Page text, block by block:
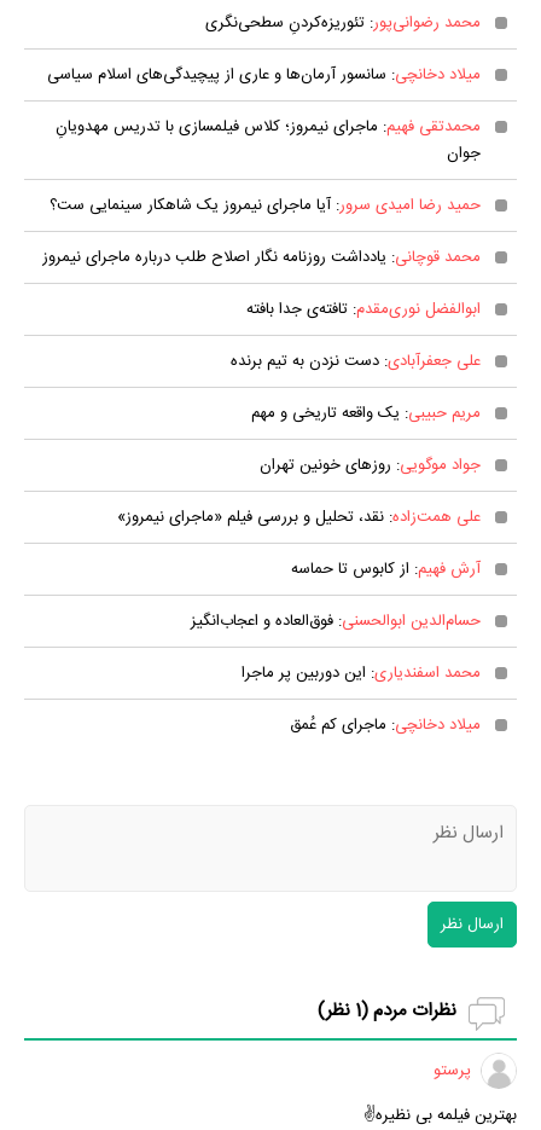
محمد رضوانی‌پور: تئوریزه‌کردنِ سطحی‌نگری
میلاد دخانچی: سانسور آرمان‌ها و عاری از پیچیدگی‌های اسلام سیاسی
محمدتقی فهیم: ماجرای نیمروز؛ کلاس فیلمسازی با تدریس مهدویانِ
جوان
حمید رضا امیدی سرور: آیا ماجرای نیمروز یک شاهکار سینمایی ست؟
محمد قوچانی: یادداشت روزنامه نگار اصلاح طلب درباره ماجرای نیمروز
ابوالفضل نوری‌مقدم: تافته‌ی جدا بافته
علی جعفرآبادی: دست نزدن به تیم برنده
مریم حبیبی: یک واقعه تاریخی و مهم
جواد موگویی: روزهای خونین تهران
علی همت‌زاده: نقد، تحلیل و بررسی فیلم «ماجرای نیمروز»
آرش فهیم: از کابوس تا حماسه
حسام‌الدین ابوالحسنی: فوق‌العاده و اعجاب‌انگیز
محمد اسفندیاری: این دوربین پر ماجرا
میلاد دخانچی: ماجرای کم عُمق
ارسال نظر
نظرات مردم (1 نظر)
پرستو
بهترین فیلمه بی نظیره✌